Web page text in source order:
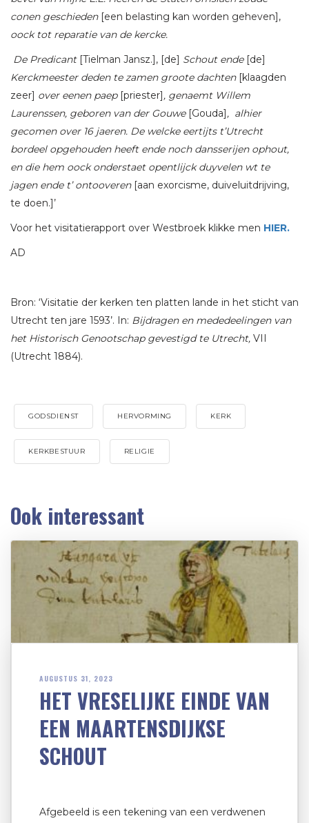
conen geschieden[een belasting kan worden geheven],
oock tot reparatie van de kercke.
De Predicant [Tielman Jansz.], [de] Schout ende[de]
Kerckmeester deden te zamen groote dachten [klaagden
zeer] over eenen paep [priester], genaemt Willem
Laurenssen, geboren van der Gouwe[Gouda], alhier
gecomen over 16 jaeren. De welcke eertijts t’Utrecht
bordeel opgehouden heeft ende noch dansserijen ophout,
en die hem oock onderstaet opentlijck duyvelen wt te
jagen ende t’ ontooveren [aan exorcisme, duiveluitdrijving,
te doen.]’
Voor het visitatierapport over Westbroek klikke men HIER.
AD
Bron: ‘Visitatie der kerken ten platten lande in het sticht van
Utrecht ten jare 1593’. In: Bijdragen en mededeelingen van
het Historisch Genootschap gevestigd te Utrecht, VII
(Utrecht 1884).
GODSDIENST HERVORMING KERK
KERKBESTUUR RELIGIE
Ook interessant
AUGUSTUS 31, 2023
HET VRESELIJKE EINDE VAN
EEN MAARTENSDIJKSE
SCHOUT
Afgebeeld is een tekening van een verdwenen